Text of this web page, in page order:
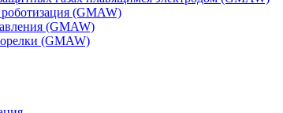
(GMAW)
(GMAW)
(GMAW)